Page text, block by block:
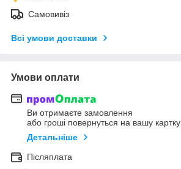
Самовивіз
Всі умови доставки
Умови оплати
Ви отримаєте замовлення
або гроші повернуться на вашу картку
Детальніше
Післяплата